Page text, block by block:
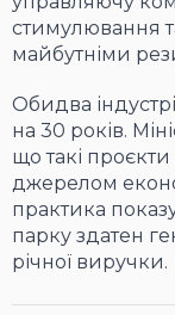
стимулювання
майбутніми
Обидва
на 30 років.
що такі
джерелом
практика
парку здатен
річної виручки.